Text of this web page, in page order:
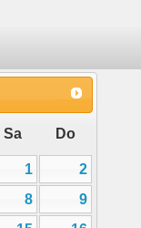
Sa Do
1
2
8
9